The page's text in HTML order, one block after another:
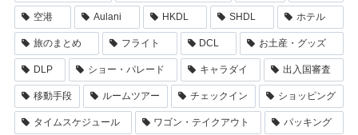
空港 Aulani HKDL SHDL ホテル
旅のまとめ フライト DCL お土産・グッズ
DLP ショー・パレード キャラダイ 出入国審査
移動手段 ルームツアー チェックイン ショッピング
タイムスケジュール ワゴン・テイクアウト パッキング